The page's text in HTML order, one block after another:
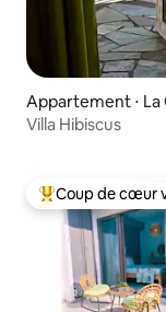
Appartement ⋅
Villa Hibiscus
Coups de cœur
Coup de cœur